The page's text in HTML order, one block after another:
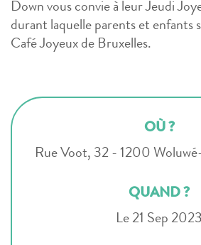
Down vous convie à leur Jeudi
durant laquelle parents et enfants
Café Joyeux de Bruxelles.
OÙ ?
Rue Voot, 32 - 1200
QUAND ?
Le 21 Sep 2023